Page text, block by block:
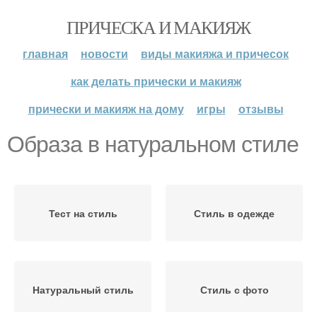
ПРИЧЕСКА И МАКИЯЖ
главная новости
виды макияжа и причесок
как делать прически и макияж
прически и макияж на дому
игры отзывы
Образа в натуральном стиле
Тест на стиль Стиль в одежде
Натуральный стиль Стиль с фото